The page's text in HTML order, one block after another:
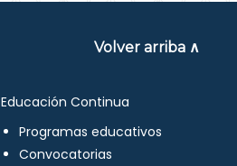
Volver arriba ∧
Educación Continua
Programas educativos
Convocatorias